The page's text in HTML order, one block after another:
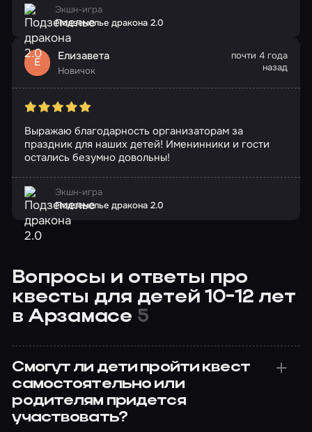
Экшн-игра
Подземелье дракона 2.0
Е Елизавета
Новичок
почти 4 года
назад
Выражаю благодарность организаторам за
праздник для наших детей! Именинники и гости
остались безумно довольны!
Экшн-игра
Подземелье дракона 2.0
Вопросы и ответы про
квесты для детей 10-12 лет
в Арзамасе 5
Смогут ли дети пройти квест
самостоятельно или
родителям придется
участвовать?